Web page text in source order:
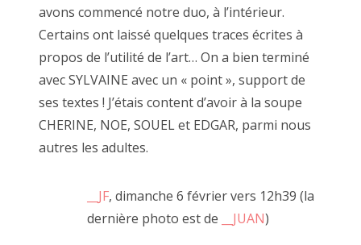
avons commencé notre duo, à l’intérieur.
Certains ont laissé quelques traces écrites à
propos de l’utilité de l’art… On a bien terminé
avec SYLVAINE avec un « point », support de
ses textes ! J’étais content d’avoir à la soupe
CHERINE, NOE, SOUEL et EDGAR, parmi nous
autres les adultes.
__JF, dimanche 6 février vers 12h39 (la
dernière photo est de
__JUAN)
Le dictionnaire
venais d'emménager pour capter l'énergie bienveillante et la
mise à disposition d'outils pour avoir envie de jouer à côté.